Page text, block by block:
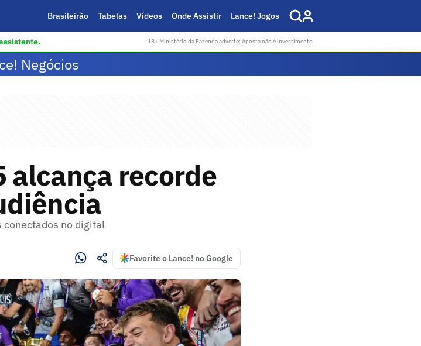
Brasileirão Tabelas Vídeos Onde Assistir Lance! Jogos
18+ Ministério da Fazenda adverte: Aposta não é investimento
Negócios
alcança recorde
no digital
Favorite o Lance! no Google